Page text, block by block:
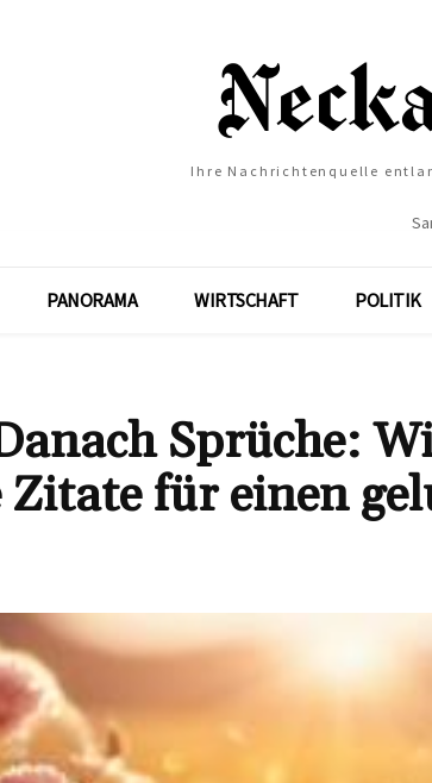
Ihre Nachrichtenquelle
PANORAMA WIRTSCHAFT POLITIK
Sprüche:
für einen